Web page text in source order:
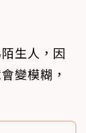
生人，因
變模糊，